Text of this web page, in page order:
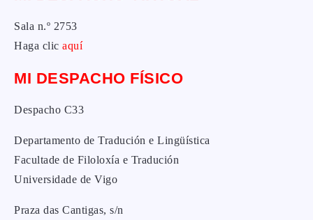
Sala n.º 2753
Haga clic aquí
MI DESPACHO FÍSICO
Despacho C33
Departamento de Tradución e Lingüística
Facultade de Filoloxía e Tradución
Universidade de Vigo
Praza das Cantigas, s/n